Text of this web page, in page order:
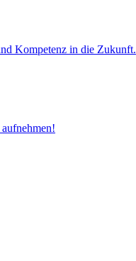
Kompetenz in die Zukunft.